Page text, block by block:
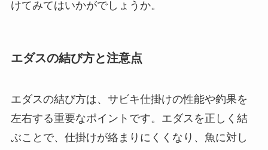
けてみてはいかがでしょうか。
エダスの結び方と注意点
エダスの結び方は、サビキ仕掛けの性能や釣果を
左右する重要なポイントです。エダスを正しく結
ぶことで、仕掛けが絡まりにくくなり、魚に対し